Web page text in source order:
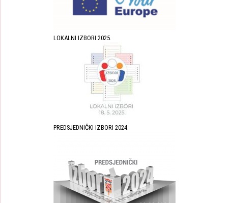
LOKALNI IZBORI 2025.
PREDSJEDNIČKI IZBORI 2024.